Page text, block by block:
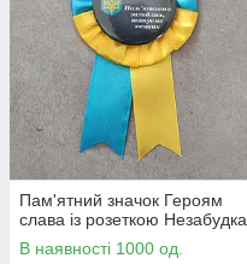
Пам'ятний значок Героям
слава із розеткою Незабудка
В наявності 1000 од.